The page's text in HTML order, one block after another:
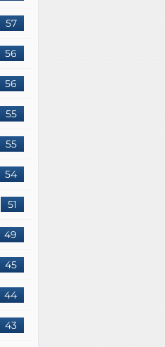
57
56
56
55
55
54
51
49
45
44
43